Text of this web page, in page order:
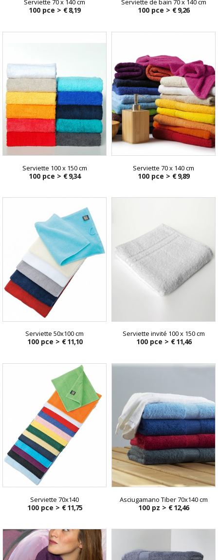
100 pce > € 8,19 100 pce > € 9,26
Serviette 100 x 150 cm
100 pce > € 9,34
Serviette 70 x 140 cm
100 pce > € 9,89
Serviette 50x100 cm
100 pce > € 11,10
Serviette invité 100 x 150 cm
100 pce > € 11,46
Serviette 70x140
100 pce > € 11,75
Asciugamano Tiber 70x140 cm
100 pz > € 12,46